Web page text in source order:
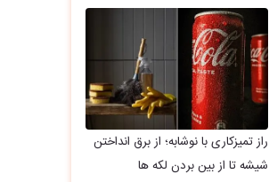
راز تمیزکاری با نوشابه؛ از برق انداختن
شیشه تا از بین بردن لکه ها